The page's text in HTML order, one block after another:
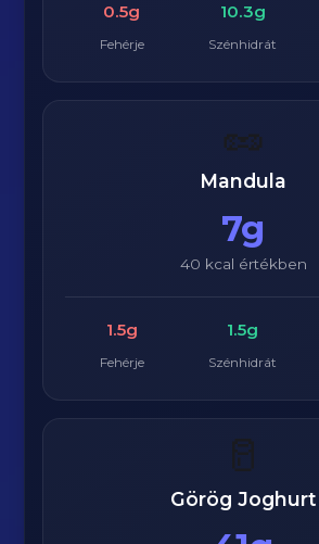
0.5g
Fehérje
10.3g
Szénhidrát
🥜
Mandula
7g
40 kcal értékben
1.5g
Fehérje
1.5g
Szénhidrát
🥛
Görög Joghurt